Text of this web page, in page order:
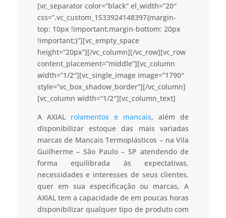
[vc_separator color=”black” el_width=”20″
css=”.vc_custom_1533924148397{margin-
top: 10px !important;margin-bottom: 20px
!important;}”][vc_empty_space
height=”20px”][/vc_column][/vc_row][vc_row
content_placement=”middle”][vc_column
width=”1/2″][vc_single_image image=”1790″
style=”vc_box_shadow_border”][/vc_column]
[vc_column width=”1/2″][vc_column_text]
A AXIAL rolamentos e mancais, além de
disponibilizar estoque das mais variadas
marcas de Mancais Termoplásticos – na Vila
Guilherme – São Paulo – SP atendendo de
forma equilibrada às expectativas,
necessidades e interesses de seus clientes,
quer em sua especificação ou marcas, A
AXIAL tem a capacidade de em poucas horas
disponibilizar qualquer tipo de produto com